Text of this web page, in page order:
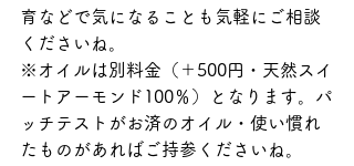
育などで気になることも気軽にご相談
くださいね。
※オイルは別料金（＋500円・天然スイ
ートアーモンド100％）となります。パ
ッチテストがお済のオイル・使い慣れ
たものがあればご持参くださいね。